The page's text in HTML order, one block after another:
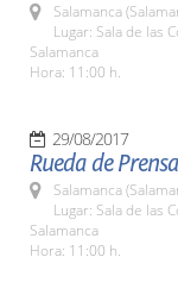
Salamanca
Lugar: Sala de las
Salamanca
Hora: 11:00 h.
29/08/2017
Rueda de
Salamanca
Lugar: Sala de las
Salamanca
Hora: 11:00 h.